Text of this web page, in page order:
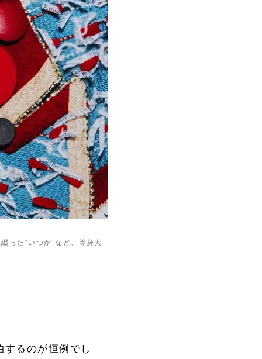
った“いつか”など、等身大
るのが恒例でし